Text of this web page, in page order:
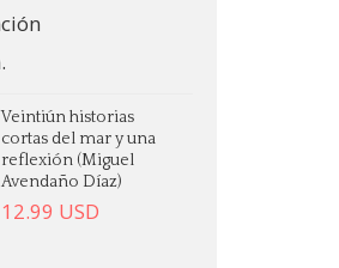
Veintiún historias
cortas del mar y una
reflexión (Miguel
Avendaño Díaz)
12.99 USD